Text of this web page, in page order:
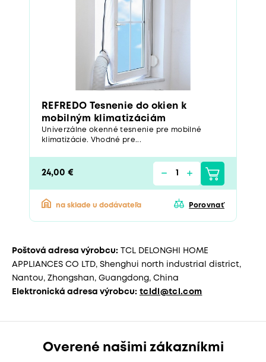
REFREDO Tesnenie do okien k
mobilným klimatizáciám
Univerzálne okenné tesnenie pre mobilné
klimatizácie. Vhodné pre...
24,00 €
na sklade u dodávateľa Porovnať
Poštová adresa výrobcu: TCL DELONGHI HOME
APPLIANCES CO LTD, Shenghui north industrial district,
Nantou, Zhongshan, Guangdong, China
Elektronická adresa výrobcu: tcldl@tcl.com
Overené našimi zákazníkmi